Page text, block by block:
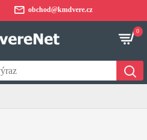
obchod@kmdvere.cz
0